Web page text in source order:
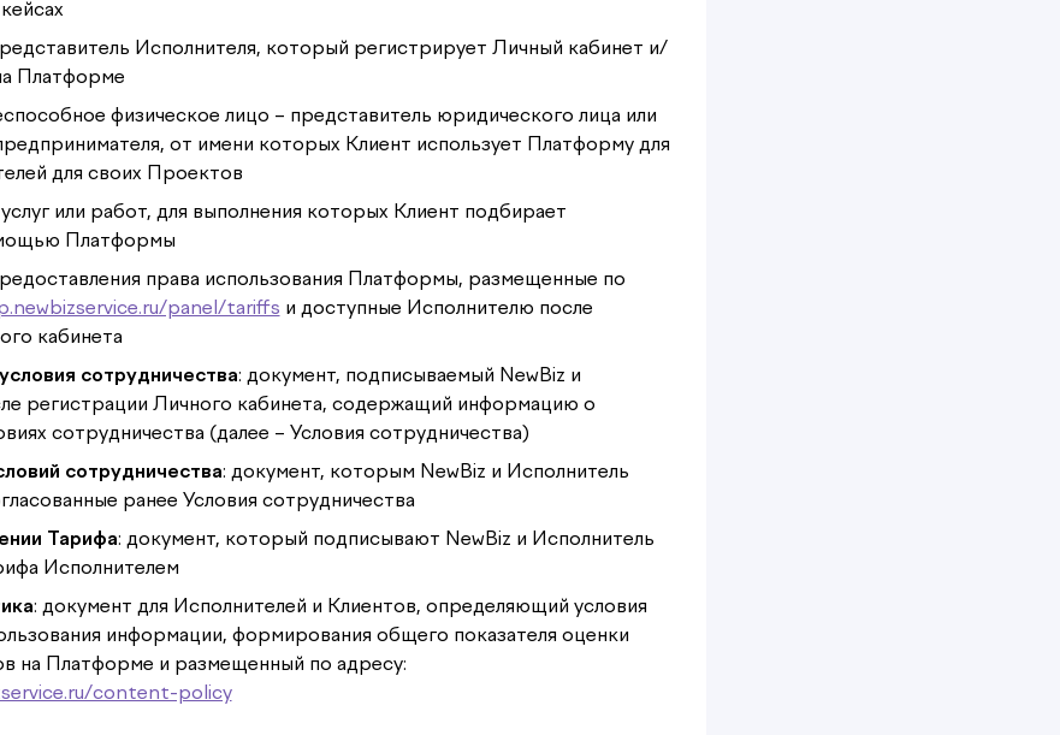
Исполнителя, который регистрирует Личный кабинет и/
Платформе
физическое лицо – представитель юридического лица или
от имени которых Клиент использует Платформу для
для своих Проектов
или работ, для выполнения которых Клиент подбирает
Платформы
права использования Платформы, размещенные по
panel/tariffs и доступные Исполнителю после
кабинета
сотрудничества: документ, подписываемый NewBiz и
регистрации Личного кабинета, содержащий информацию о
сотрудничества (далее – Условия сотрудничества)
сотрудничества: документ, которым NewBiz и Исполнитель
ранее Условия сотрудничества
Тарифа: документ, который подписывают NewBiz и Исполнитель
Исполнителем
: документ для Исполнителей и Клиентов, определяющий условия
информации, формирования общего показателя оценки
на Платформе и размещенный по адресу:
content-policy